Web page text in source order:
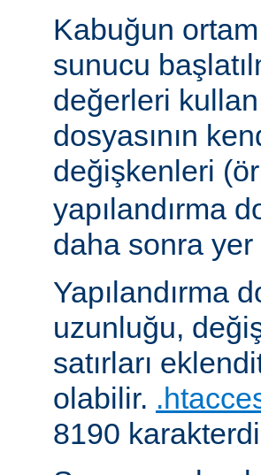
Kabuğun
sunucu
değerleri
dosyasının
değişkenleri
yapılandırma
daha sonra yer
Yapılandırma
uzunluğu,
satırları
olabilir.
8190